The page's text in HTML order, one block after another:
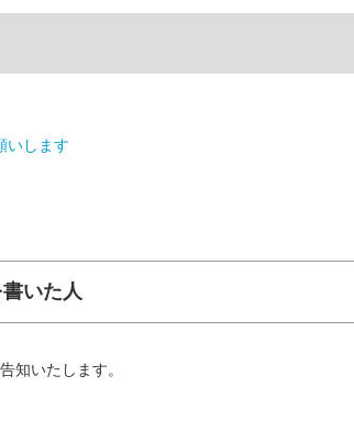
いします
いた人
知いたします。